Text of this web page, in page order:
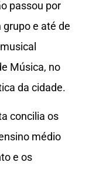
passou por
e até de
Música, no
da cidade.
concilia os
médio
e os